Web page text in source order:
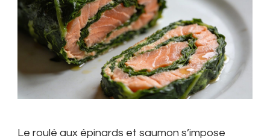
Le roulé aux épinards et saumon s’impose